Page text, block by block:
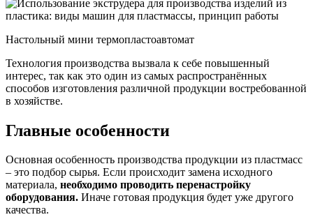
Настольный мини термопластоавтомат
Технология производства вызвала к себе повышенный
интерес, так как это один из самых распространённых
способов изготовления различной продукции востребованной
в хозяйстве.
Главные особенности
Основная особенность производства продукции из пластмасс
– это подбор сырья. Если происходит замена исходного
материала, необходимо проводить перенастройку
оборудования. Иначе готовая продукция будет уже другого
качества.